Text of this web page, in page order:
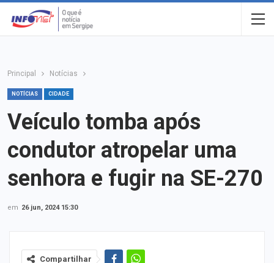
Principal Notícias
NOTÍCIAS CIDADE
Veículo tomba após
condutor atropelar uma
senhora e fugir na SE-270
em 26 jun, 2024 15:30
Compartilhar